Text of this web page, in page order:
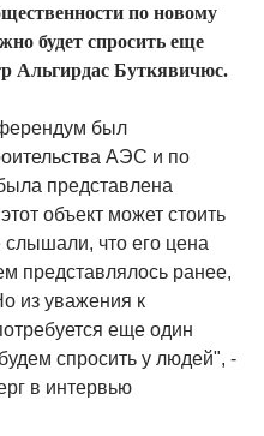
по новому
будет спросить еще
Альгирдас Буткявичюс.
был
АЭС и по
представлена
объект может стоить
что его цена
представлялось ранее,
из уважения к
еще один
спросить у людей", -
в интервью